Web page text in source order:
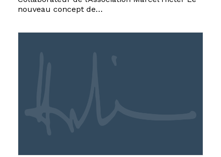
nouveau concept de…